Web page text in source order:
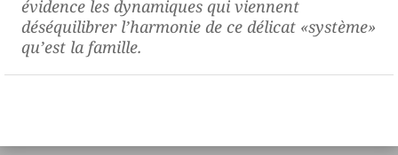
évidence les dynamiques qui viennent
déséquilibrer l’harmonie de ce délicat «système»
qu’est la famille.